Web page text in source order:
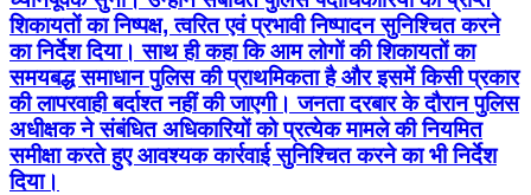
शिकायतों का निष्पक्ष, त्वरित एवं प्रभावी निष्पादन सुनिश्चित करने
का निर्देश दिया। साथ ही कहा कि आम लोगों की शिकायतों का
समयबद्ध समाधान पुलिस की प्राथमिकता है और इसमें किसी प्रकार
की लापरवाही बर्दाश्त नहीं की जाएगी। जनता दरबार के दौरान पुलिस
अधीक्षक ने संबंधित अधिकारियों को प्रत्येक मामले की नियमित
समीक्षा करते हुए आवश्यक कार्रवाई सुनिश्चित करने का भी निर्देश
दिया।